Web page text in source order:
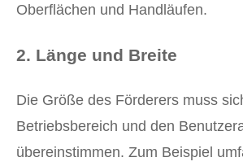
Oberflächen und Handläufen.
2. Länge und Breite
Die Größe des Förderers muss
Betriebsbereich und den
übereinstimmen. Zum Beispiel